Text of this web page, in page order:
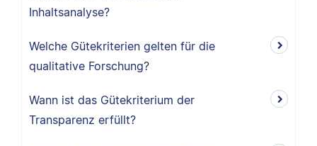
Inhaltsanalyse?
Welche Gütekriterien gelten für die
qualitative Forschung?
Wann ist das Gütekriterium der
Transparenz erfüllt?